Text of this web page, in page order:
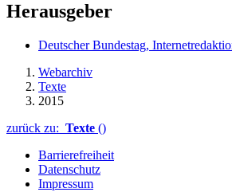
Herausgeber
Deutscher Bundestag,
Webarchiv
Texte
2015
zurück zu: Texte ()
Barrierefreiheit
Datenschutz
Impressum